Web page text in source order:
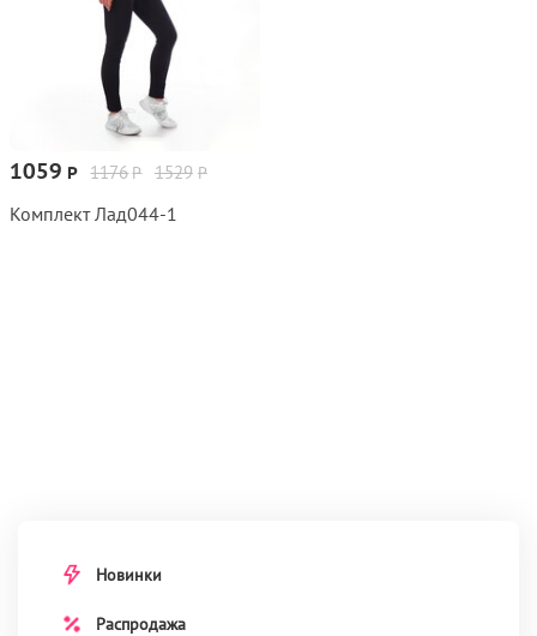
1529 Р
1176Р
1059 Р
Комплект Лад044‑1
Новинки
Распродажа